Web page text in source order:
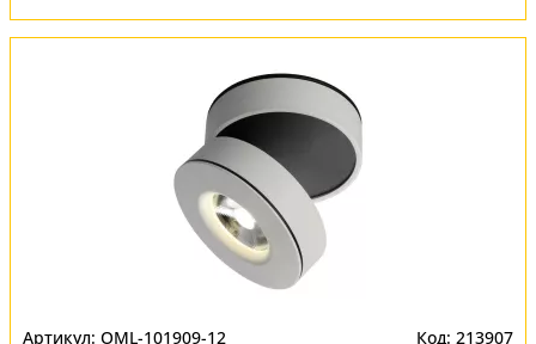
OML-101909-12 213907